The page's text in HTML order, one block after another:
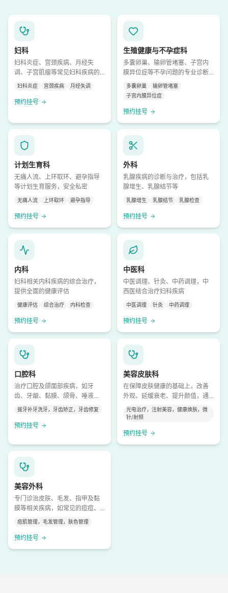
妇科
妇科炎症、宫颈疾病、月经失
调、子宫肌瘤等常见妇科疾病的
诊断与治疗
妇科炎症 宫颈疾病 月经失调
预约挂号
生殖健康与不孕症科
多囊卵巢、输卵管堵塞、子宫内
膜异位症等不孕问题的专业诊断
与治疗
多囊卵巢
输卵管堵塞
子宫内膜异位症
预约挂号
计划生育科
无痛人流、上环取环、避孕指导
等计划生育服务，安全私密
无痛人流 上环取环 避孕指导
预约挂号
外科
乳腺疾病的诊断与治疗，包括乳
腺增生、乳腺结节等
乳腺增生 乳腺结节 乳腺检查
预约挂号
内科
妇科相关内科疾病的综合治疗，
提供全面的健康评估
健康评估 综合治疗 内科检查
预约挂号
中医科
中医调理、针灸、中药调理，中
西医结合治疗妇科疾病
中医调理 针灸 中药调理
预约挂号
口腔科
治疗口腔及颌面部疾病，如牙
齿、牙龈、黏膜、颌骨、唾液
腺、颞下颌关节等多个部位，不
复、矫正、肿瘤、外伤等。
拔牙补牙洗牙，牙齿矫正，牙齿修复
预约挂号
美容皮肤科
在保障皮肤健康的基础上，改善
外观、延缓衰老、提升颜值‌，通
过医疗级手段解决皮肤的“亚健康”
和“美观”问题。
光电治疗，注射美容，健康焕肤，微
针/射频
预约挂号
美容外科
专门诊治皮肤、毛发、指甲及黏
膜等相关疾病，如常见的痘痘、
湿疹，以及复杂的自身免疫性皮
痘肌管理，毛发管理，肤色管理
预约挂号